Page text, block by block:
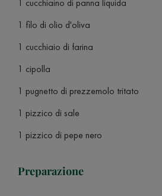
1 cucchiaino di panna liquida
1 filo di olio d'oliva
1 cucchiaio di farina
1 cipolla
1 pugnetto di prezzemolo tritato
1 pizzico di sale
1 pizzico di pepe nero
Preparazione